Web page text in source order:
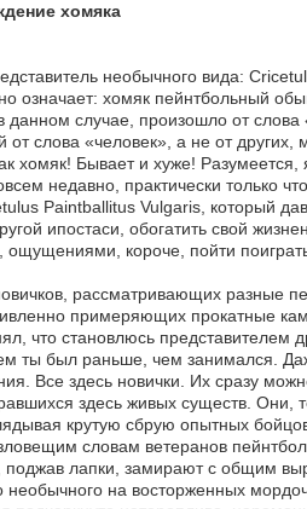
хомяка
необычного вида:
означает: хомяк пейнтбольный
данном случае, произошло от слова
от слова «человек», а не от других,
хомяк! Бывает и хуже! Разумеется,
недавно, практически только
Paintballitus Vulgaris, который
ипостаси, обогатить свой
короче, пойти
рассматривающих разные
примеряющих прокатные
что становлюсь представителем
ты был раньше, чем занимался.
Все здесь новички. Их сразу
здесь живых существ. Они,
крутую сбрую опытных
словам ветеранов
поджав лапки, замирают с общим
необычного на восторженных